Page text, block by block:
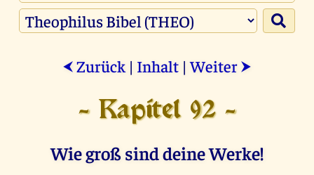
⮜ Zurück | Inhalt |Weiter ⮞
- Kapitel 92 -
Wie groß sind deine Werke!